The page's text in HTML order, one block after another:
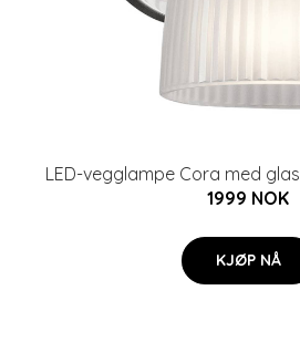
LED-vegglampe Cora med
1999 NOK
KJØP NÅ